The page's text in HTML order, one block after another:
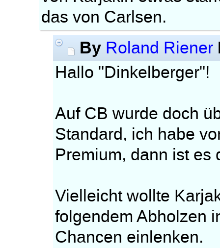
das von Carlsen.
By Roland Riener
Hallo "Dinkelberger"!
Auf CB wurde doch
Standard, ich habe
Premium, dann ist es
Vielleicht wollte
folgendem Abholzen
Chancen einlenken.